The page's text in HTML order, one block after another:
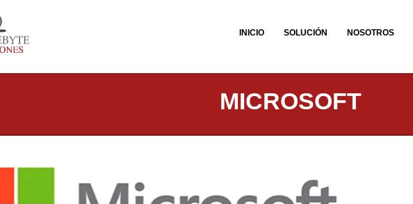
INICIO SOLUCIÓN NOSOTROS
MICROSOFT